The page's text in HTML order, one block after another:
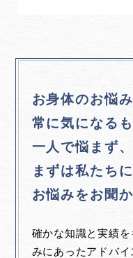
お身体のお悩
常に気になるも
一人で悩まず、
まずは私たちに
お悩みをお聞
確かな知識と実績
みにあったアドバ